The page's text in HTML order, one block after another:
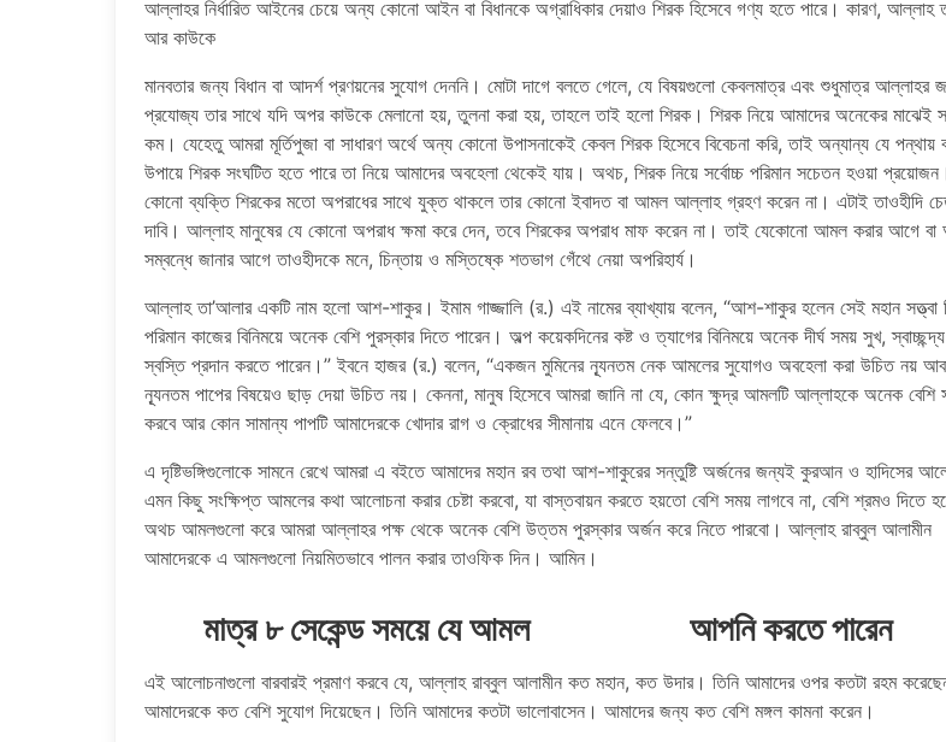
আল্লাহর নির্ধারিত আইনের চেয়ে অন্য কোনো আইন বা বিধানকে অগ্রাধিকার দেয়াও শিরক হিসেবে গণ্য হতে পারে। কারণ, আল্লাহ
আর কাউকে
মানবতার জন্য বিধান বা আদর্শ প্রণয়নের সুযোগ দেননি। মোটা দাগে বলতে গেলে, যে বিষয়গুলো কেবলমাত্র এবং শুধুমাত্র আল্লাহর
প্রযোজ্য তার সাথে যদি অপর কাউকে মেলানো হয়, তুলনা করা হয়, তাহলে তাই হলো শিরক। শিরক নিয়ে আমাদের অনেকের মাঝেই
কম। যেহেতু আমরা মূর্তিপুজা বা সাধারণ অর্থে অন্য কোনো উপাসনাকেই কেবল শিরক হিসেবে বিবেচনা করি, তাই অন্যান্য যে পন্থায়
উপায়ে শিরক সংঘটিত হতে পারে তা নিয়ে আমাদের অবহেলা থেকেই যায়। অথচ, শিরক নিয়ে সর্বোচ্চ পরিমান সচেতন হওয়া
কোনো ব্যক্তি শিরকের মতো অপরাধের সাথে যুক্ত থাকলে তার কোনো ইবাদত বা আমল আল্লাহ গ্রহণ করেন না। এটাই তাওহীদি
দাবি। আল্লাহ মানুষের যে কোনো অপরাধ ক্ষমা করে দেন, তবে শিরকের অপরাধ মাফ করেন না। তাই যেকোনো আমল করার আগে
সম্বন্ধে জানার আগে তাওহীদকে মনে, চিন্তায় ও মস্তিষ্কে শতভাগ গেঁথে নেয়া অপরিহার্য।
আল্লাহ তা’আলার একটি নাম হলো আশ-শাকুর। ইমাম গাজ্জালি (র.) এই নামের ব্যাখ্যায় বলেন, “আশ-শাকুর হলেন সেই মহান সত্ত্বা
পরিমান কাজের বিনিময়ে অনেক বেশি পুরস্কার দিতে পারেন। অল্প কয়েকদিনের কষ্ট ও ত্যাগের বিনিময়ে অনেক দীর্ঘ সময় সুখ,
স্বস্তি প্রদান করতে পারেন।” ইবনে হাজর (র.) বলেন, “একজন মুমিনের ন্যূনতম নেক আমলের সুযোগও অবহেলা করা উচিত নয়
ন্যূনতম পাপের বিষয়েও ছাড় দেয়া উচিত নয়। কেননা, মানুষ হিসেবে আমরা জানি না যে, কোন ক্ষুদ্র আমলটি আল্লাহকে অনেক বেশি
করবে আর কোন সামান্য পাপটি আমাদেরকে খোদার রাগ ও ক্রোধের সীমানায় এনে ফেলবে।”
এ দৃষ্টিভঙ্গিগুলোকে সামনে রেখে আমরা এ বইতে আমাদের মহান রব তথা আশ-শাকুরের সন্তুষ্টি অর্জনের জন্যই কুরআন ও হাদিসের
এমন কিছু সংক্ষিপ্ত আমলের কথা আলোচনা করার চেষ্টা করবো, যা বাস্তবায়ন করতে হয়তো বেশি সময় লাগবে না, বেশি শ্রমও দিতে
অথচ আমলগুলো করে আমরা আল্লাহর পক্ষ থেকে অনেক বেশি উত্তম পুরস্কার অর্জন করে নিতে পারবো। আল্লাহ রাব্বুল আলামীন
আমাদেরকে এ আমলগুলো নিয়মিতভাবে পালন করার তাওফিক দিন। আমিন।
মাত্র ৮ সেকেন্ড সময়ে যে আমল আপনি করতে পারেন
এই আলোচনাগুলো বারবারই প্রমাণ করবে যে, আল্লাহ রাব্বুল আলামীন কত মহান, কত উদার। তিনি আমাদের ওপর কতটা রহম
আমাদেরকে কত বেশি সুযোগ দিয়েছেন। তিনি আমাদের কতটা ভালোবাসেন। আমাদের জন্য কত বেশি মঙ্গল কামনা করেন।